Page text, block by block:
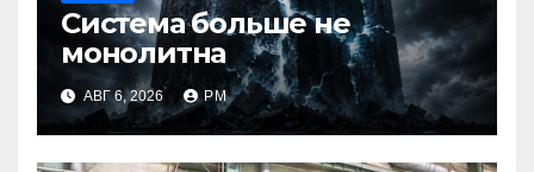
Система больше не
монолитна
АВГ 6, 2026 РМ